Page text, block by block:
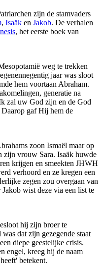
zijn de stamvaders
, Isaäk en Jakob. De verhalen
, het eerste boek van
weg te trekken
jaar was sloot
hem voortaan Abraham.
generatie na
zal uw God zijn en de God
gaf Hij hem de
zoon Ismaël maar op
zijn vrouw Sara. Isaäk huwde
krijgen en smeekten JHWH
verhoord en ze kregen een
zegen zou overgaan van
wist deze via een list te
hij zijn broer te
dat zijn gezegende staat
diepe geestelijke crisis.
engel, kreeg hij de naam
betekent.